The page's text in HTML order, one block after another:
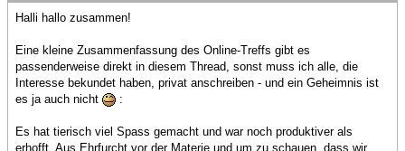
Halli hallo zusammen!
Eine kleine Zusammenfassung des Online-Treffs gibt es
passenderweise direkt in diesem Thread, sonst muss ich alle, die
Interesse bekundet haben, privat anschreiben - und ein Geheimnis ist
es ja auch nicht
:
Es hat tierisch viel Spass gemacht und war noch produktiver als
erhofft. Aus Ehrfurcht vor der Materie und um zu schauen, dass wir